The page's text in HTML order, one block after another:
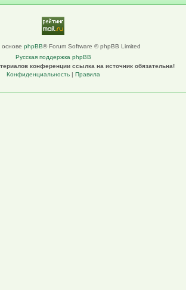
phpBB® Forum Software © phpBB Limited
Русская поддержка phpBB
конференции ссылка на источник обязательна!
Конфиденциальность| Правила